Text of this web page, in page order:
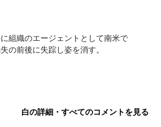
組織のエージェントとして南米で
の前後に失踪し姿を消す。
白の詳細・すべてのコメントを見る